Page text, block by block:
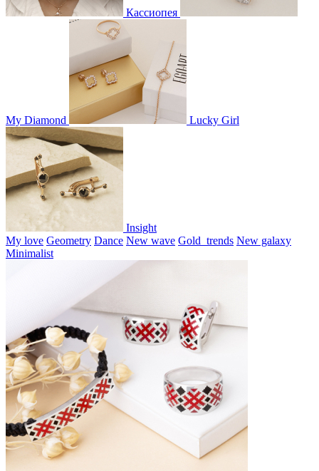
Кассиопея
My Diamond Lucky Girl
Insight
My love Geometry Dance New wave Gold_trends New galaxy
Minimalist